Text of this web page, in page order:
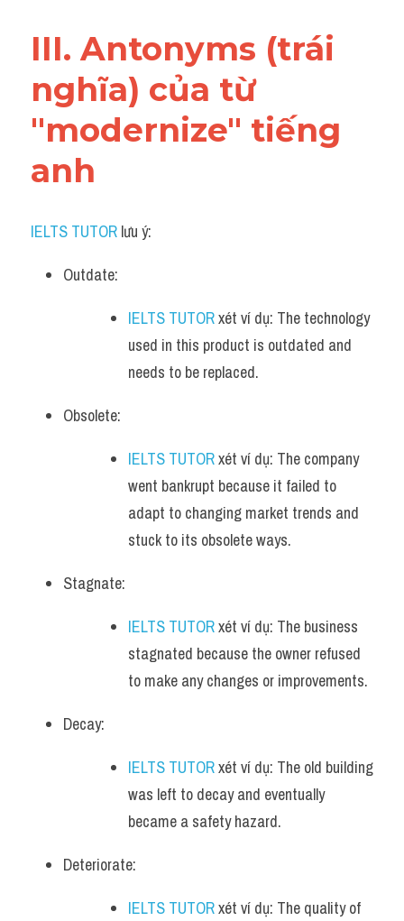
III. Antonyms (trái
nghĩa) của từ
"modernize" tiếng
anh
IELTS TUTOR lưu ý:​
Outdate:
IELTS TUTOR xét ví dụ: The technology
used in this product is outdated and
needs to be replaced.
Obsolete:
IELTS TUTOR xét ví dụ: The company
went bankrupt because it failed to
adapt to changing market trends and
stuck to its obsolete ways.
Stagnate:
IELTS TUTOR xét ví dụ: The business
stagnated because the owner refused
to make any changes or improvements.
Decay:
IELTS TUTOR xét ví dụ: The old building
was left to decay and eventually
became a safety hazard.
Deteriorate:
IELTS TUTOR xét ví dụ: The quality of